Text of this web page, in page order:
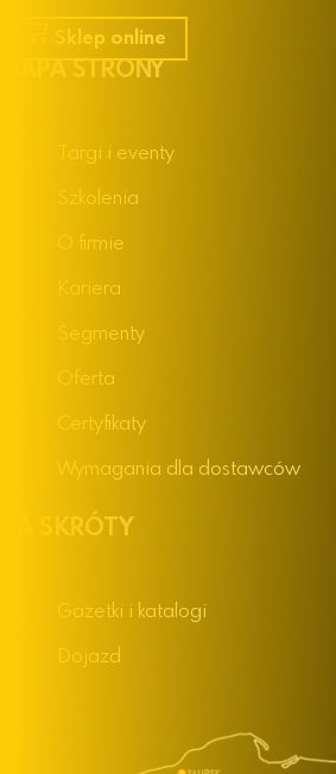
Sklep online
MAPA STRONY
Targi i eventy
Szkolenia
O firmie
Kariera
Segmenty
Oferta
Certyfikaty
Wymagania dla dostawców
NA SKRÓTY
Gazetki i katalogi
Dojazd